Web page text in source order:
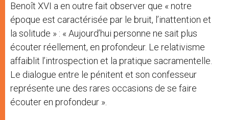
Benoît XVI a en outre fait observer que « notre
époque est caractérisée par le bruit, l’inattention et
la solitude » : « Aujourd’hui personne ne sait plus
écouter réellement, en profondeur. Le relativisme
affaiblit l’introspection et la pratique sacramentelle.
Le dialogue entre le pénitent et son confesseur
représente une des rares occasions de se faire
écouter en profondeur ».